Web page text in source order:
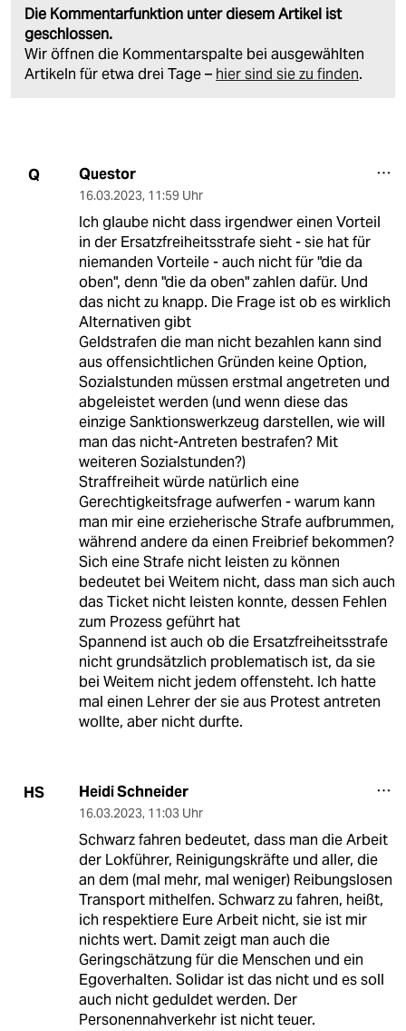
Die Kommentarfunktion unter diesem Artikel ist
geschlossen.
Wir öffnen die Kommentarspalte bei ausgewählten
Artikeln für etwa drei Tage – hier sind sie zu finden.
Q Questor
16.03.2023, 11:59 Uhr
Ich glaube nicht dass irgendwer einen Vorteil
in der Ersatzfreiheitsstrafe sieht - sie hat für
niemanden Vorteile - auch nicht für "die da
oben", denn "die da oben" zahlen dafür. Und
das nicht zu knapp. Die Frage ist ob es wirklich
Alternativen gibt
Geldstrafen die man nicht bezahlen kann sind
aus offensichtlichen Gründen keine Option,
Sozialstunden müssen erstmal angetreten und
abgeleistet werden (und wenn diese das
einzige Sanktionswerkzeug darstellen, wie will
man das nicht-Antreten bestrafen? Mit
weiteren Sozialstunden?)
Straffreiheit würde natürlich eine
Gerechtigkeitsfrage aufwerfen - warum kann
man mir eine erzieherische Strafe aufbrummen,
während andere da einen Freibrief bekommen?
Sich eine Strafe nicht leisten zu können
bedeutet bei Weitem nicht, dass man sich auch
das Ticket nicht leisten konnte, dessen Fehlen
zum Prozess geführt hat
Spannend ist auch ob die Ersatzfreiheitsstrafe
nicht grundsätzlich problematisch ist, da sie
bei Weitem nicht jedem offensteht. Ich hatte
mal einen Lehrer der sie aus Protest antreten
wollte, aber nicht durfte.
HS Heidi Schneider
16.03.2023, 11:03 Uhr
Schwarz fahren bedeutet, dass man die Arbeit
der Lokführer, Reinigungskräfte und aller, die
an dem (mal mehr, mal weniger) Reibungslosen
Transport mithelfen. Schwarz zu fahren, heißt,
ich respektiere Eure Arbeit nicht, sie ist mir
nichts wert. Damit zeigt man auch die
Geringschätzung für die Menschen und ein
Egoverhalten. Solidar ist das nicht und es soll
auch nicht geduldet werden. Der
Personennahverkehr ist nicht teuer.